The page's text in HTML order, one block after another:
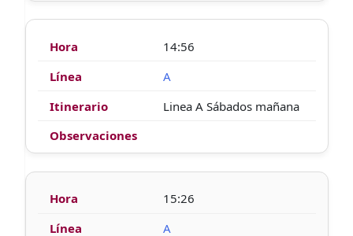
14:56
A
Linea A Sábados mañana
15:26
A